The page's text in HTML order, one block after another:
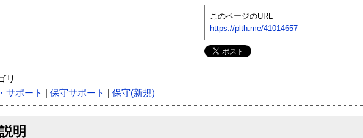
このページのURL
https://plth.me/41014657
リ
サポート
保守サポート 保守(新規)
明